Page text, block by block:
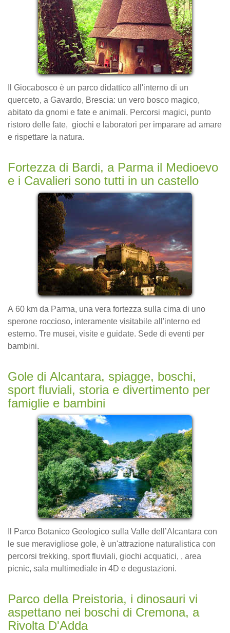
Il Giocabosco è un parco didattico all'interno di un
querceto, a Gavardo, Brescia: un vero bosco magico,
abitato da gnomi e fate e animali. Percorsi magici, punto
ristoro delle fate, giochi e laboratori per imparare ad amare
e rispettare la natura.
Fortezza di Bardi, a Parma il Medioevo
e i Cavalieri sono tutti in un castello
A 60 km da Parma, una vera fortezza sulla cima di uno
sperone roccioso, interamente visitabile all'interno ed
esterno. Tre musei, visite e guidate. Sede di eventi per
bambini.
Gole di Alcantara, spiagge, boschi,
sport fluviali, storia e divertimento per
famiglie e bambini
Il Parco Botanico Geologico sulla Valle dell’Alcantara con
le sue meravigliose gole, è un'attrazione naturalistica con
percorsi trekking, sport fluviali, giochi acquatici, , area
picnic, sala multimediale in 4D e degustazioni.
Parco della Preistoria, i dinosauri vi
aspettano nei boschi di Cremona, a
Rivolta D'Adda